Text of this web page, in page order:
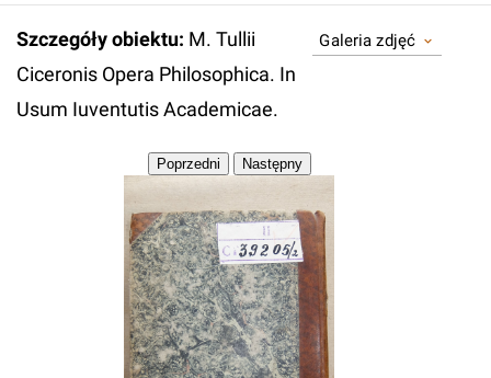
Szczegóły obiektu: M. Tullii
Ciceronis Opera Philosophica. In
Usum Iuventutis Academicae.
Galeria zdjęć